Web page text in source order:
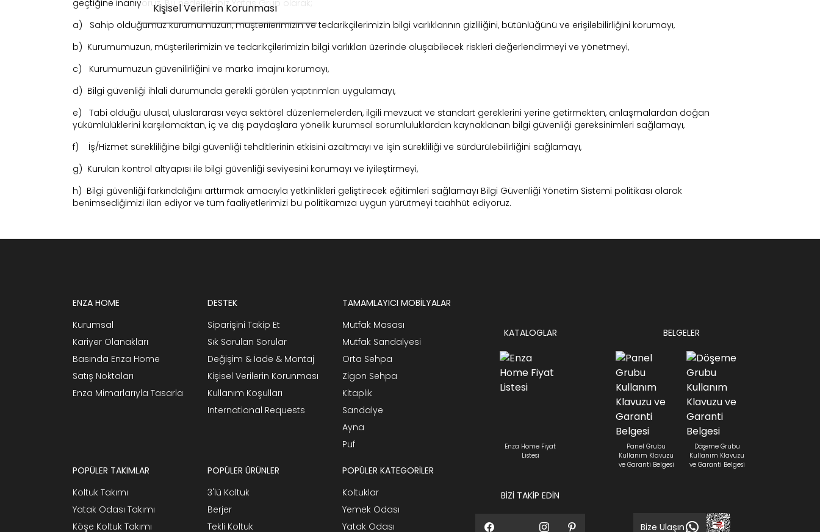
Kişisel Verilerin Korunması
geçtiğine inanıyoruz. Bu nedenle, biz Yataş Grup olarak;
a) Sahip olduğumuz kurumumuzun, müşterilerimizin ve tedarikçilerimizin bilgi varlıklarının gizliliğini, bütünlüğünü ve erişilebilirliğini korumayı,
b) Kurumumuzun, müşterilerimizin ve tedarikçilerimizin bilgi varlıkları üzerinde oluşabilecek riskleri değerlendirmeyi ve yönetmeyi,
c) Kurumumuzun güvenilirliğini ve marka imajını korumayı,
d) Bilgi güvenliği ihlali durumunda gerekli görülen yaptırımları uygulamayı,
e) Tabi olduğu ulusal, uluslararası veya sektörel düzenlemelerden, ilgili mevzuat ve standart gereklerini yerine getirmekten, anlaşmalardan doğan
yükümlülüklerini karşılamaktan, iç ve dış paydaşlara yönelik kurumsal sorumluluklardan kaynaklanan bilgi güvenliği gereksinimleri sağlamayı,
f) İş/Hizmet sürekliliğine bilgi güvenliği tehditlerinin etkisini azaltmayı ve işin sürekliliği ve sürdürülebilirliğini sağlamayı,
g) Kurulan kontrol altyapısı ile bilgi güvenliği seviyesini korumayı ve iyileştirmeyi,
h) Bilgi güvenliği farkındalığını arttırmak amacıyla yetkinlikleri geliştirecek eğitimleri sağlamayı Bilgi Güvenliği Yönetim Sistemi politikası olarak
benimsediğimizi ilan ediyor ve tüm faaliyetlerimizi bu politikamıza uygun yürütmeyi taahhüt ediyoruz.
ENZA HOME
Kurumsal
Kariyer Olanakları
Basında Enza Home
Satış Noktaları
Enza Mimarlarıyla Tasarla
DESTEK
Siparişini Takip Et
Sık Sorulan Sorular
Değişim & İade & Montaj
Kişisel Verilerin Korunması
Kullanım Koşulları
International Requests
TAMAMLAYICI MOBİLYALAR
Mutfak Masası
Mutfak Sandalyesi
Orta Sehpa
Zigon Sehpa
Kitaplık
Sandalye
Ayna
Puf
POPÜLER TAKIMLAR
Koltuk Takımı
Yatak Odası Takımı
Köşe Koltuk Takımı
POPÜLER ÜRÜNLER
3'lü Koltuk
Berjer
Tekli Koltuk
POPÜLER KATEGORİLER
Koltuklar
Yemek Odası
Yatak Odası
KATALOGLAR
Enza Home Fiyat
Listesi
BİZİ TAKİP EDİN
BELGELER
Panel Grubu
Kullanım Klavuzu
ve Garanti Belgesi
Döşeme Grubu
Kullanım Klavuzu
ve Garanti Belgesi
Bize Ulaşın